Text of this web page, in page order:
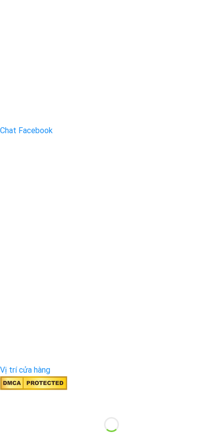
Chat Facebook
Vị trí cửa hàng